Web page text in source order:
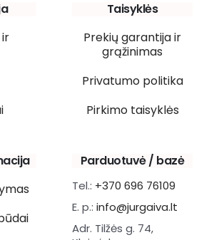
Taisyklės
Prekių garantija ir
grąžinimas
Privatumo politika
Pirkimo taisyklės
Parduotuvė / bazė
Tel.: +370 696 76109
E. p.: info@jurgaiva.lt
Adr. Tilžės g. 74,